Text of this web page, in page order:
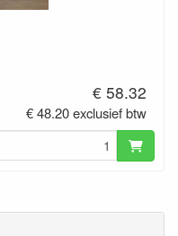
€ 58.32
€ 48.20 exclusief btw